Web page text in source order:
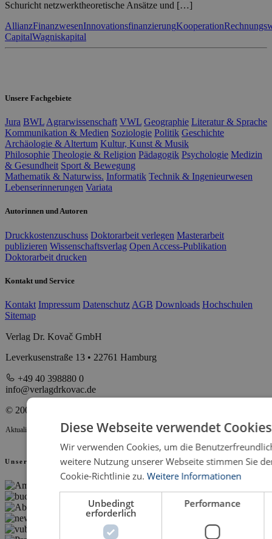
Schuricht netzwerktheoretische Ansätze und […]
AllianzFinanzwesenInnovationsfinanzierungKooperation
CapitalWagniskapital
Unsere Fachgebiete
Jura BWL Agrarwissenschaft VWL Geographie Literatur & Sprache
Kommunikation & Medien Soziologie Politik Geschichte
Archäologie & Altertum Kultur, Kunst & Musik
Philosophie Theologie & Religion Pädagogik Psychologie Medizin
& Gesundheit Sport & Bewegung
Mathematik & Naturwiss. Informatik Technik & Ingenieurwesen
Lebenserinnerungen Variata
Autorinnen und Autoren
Druckkostenzuschuss Doktorarbeit verlegen Masterarbeit
publizieren Wissenschaftsverlag Open Access-Publikation
Doktorarbeit drucken
Kontakt und Service
Kontakt Impressum Datenschutz AGB Downloads Hochschulen
Sitemap
Verlag Dr. Kovač GmbH
Leverkusenstraße 13 • 22761 Hamburg
+49 40 398880 0
info@verlagdrkovac.de
© 2000-2026 Verlag Dr. Kovač
Aktualisiert 09.08.2026 07:45
Unsere Partner
Diese Webseite verwendet
Wir verwenden Cookies, um die
weitere Nutzung unserer Webseite stimmen Sie
Cookie-Richtlinie zu. Weitere Informationen
Unbedingt
erforderlich
Performance